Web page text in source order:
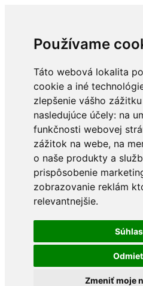
Používame
Táto webová lokalita
cookie a iné
zlepšenie vášho
nasledujúce účely: na
funkčnosti webovej
zážitok na webe, na
o naše produkty a
prispôsobenie
zobrazovanie reklám
relevantnejšie.
Zmeniť moje